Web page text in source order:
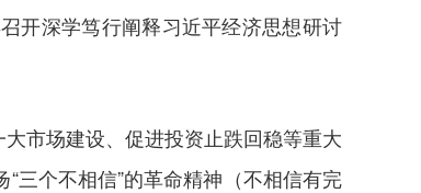
开深学笃行阐释习近平经济思想研讨
市场建设、促进投资止跌回稳等重大
三个不相信”的革命精神（不相信有完